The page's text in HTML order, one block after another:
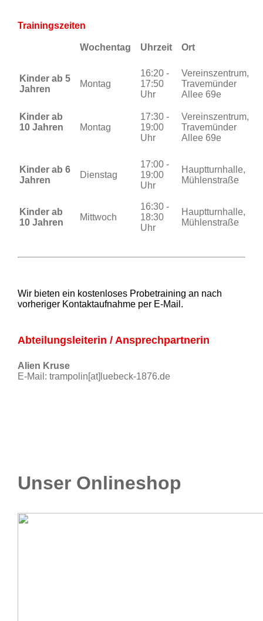
Trainingszeiten
Wochentag Uhrzeit Ort
Kinder ab 5
Jahren
Montag
16:20 -
17:50
Uhr
Vereinszentrum,
Travemünder
Allee 69e
Kinder ab
10 Jahren
Montag
17:30 -
19:00
Uhr
Vereinszentrum,
Travemünder
Allee 69e
Kinder ab 6
Jahren
Dienstag
17:00 -
19:00
Uhr
Hauptturnhalle,
Mühlenstraße
Kinder ab
10 Jahren
Mittwoch
16:30 -
18:30
Uhr
Hauptturnhalle,
Mühlenstraße
Wir bieten ein kostenloses Probetraining an nach
vorheriger Kontaktaufnahme per E-Mail.
Abteilungsleiterin / Ansprechpartnerin
Alien Kruse
E-Mail: trampolin[at]luebeck-1876.de
Unser Onlineshop